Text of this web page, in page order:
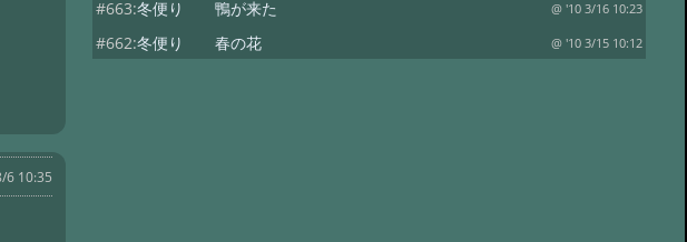
6 10:35
#663:冬便り 鴨が来た @ '10 3/16 10:23
#662:冬便り 春の花 @ '10 3/15 10:12